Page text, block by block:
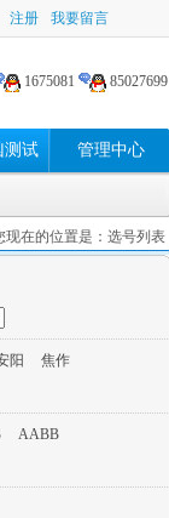
注册 我要留言
1675081 85027699
测试 管理中心
现在的位置是：选号列表
阳
焦作
AABB